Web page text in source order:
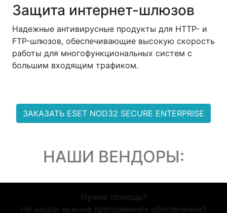
Защита интернет-шлюзов
Надежные антивирусные продукты для HTTP- и
FTP-шлюзов, обеспечивающие высокую скорость
работы для многофункциональных систем с
большим входящим трафиком.
ЗАКАЗАТЬ ESET NOD32 SECURE ENTERPRISE
НАШИ ВЕНДОРЫ:
Нужна помощь?
Не нашли нужное программное обеспечение?